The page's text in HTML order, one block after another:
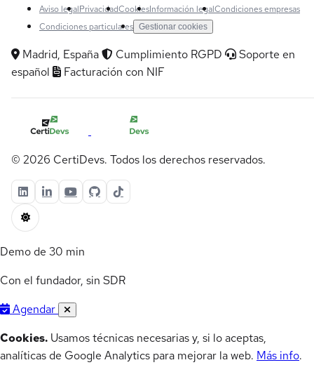
Aviso legalPrivacidadCookiesInformación legalCondiciones empresas
Condiciones particulares Gestionar cookies
Madrid, España Cumplimiento RGPD
Soporte en
español
Facturación con NIF
© 2026 CertiDevs. Todos los derechos reservados.
Demo de 30 min
Con el fundador, sin SDR
Agendar
Cookies. Usamos técnicas necesarias y, si lo aceptas,
analíticas de Google Analytics para mejorar la web. Más info.